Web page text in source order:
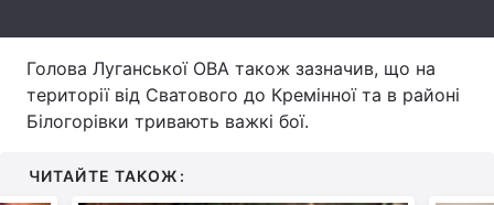
Тема оформлення
Голова Луганської ОВА також зазначив, що на
території від Сватового до Кремінної та в районі
Білогорівки тривають важкі бої.
ЧИТАЙТЕ ТАКОЖ: